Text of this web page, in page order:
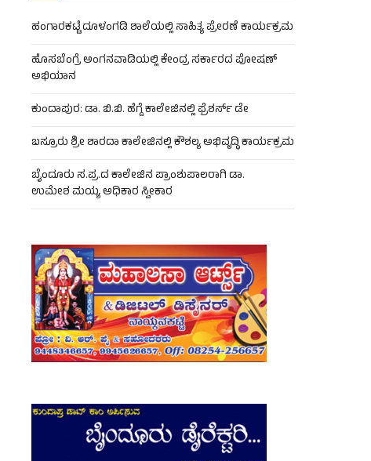
ಹಂಗಾರಕಟ್ಟೆ ದೂಳಂಗಡಿ ಶಾಲೆಯಲ್ಲಿ ಸಾಹಿತ್ಯ ಪ್ರೇರಣೆ ಕಾರ್ಯಕ್ರಮ
ಹೊಸಬೆಂಗ್ರೆ ಅಂಗನವಾಡಿಯಲ್ಲಿ ಕೇಂದ್ರ ಸರ್ಕಾರದ ಪೋಷಣ್
ಅಭಿಯಾನ
ಕುಂದಾಪುರ: ಡಾ. ಬಿ.ಬಿ. ಹೆಗ್ಡೆ ಕಾಲೇಜಿನಲ್ಲಿ ಫ್ರೆಶರ್ಸ್ ಡೇ
ಬಸ್ರೂರು ಶ್ರೀ ಶಾರದಾ ಕಾಲೇಜಿನಲ್ಲಿ ಕೌಶಲ್ಯ ಅಭಿವೃದ್ಧಿ ಕಾರ್ಯಕ್ರಮ
ಬೈಂದೂರು ಸ.ಪ್ರ.ದ ಕಾಲೇಜಿನ ಪ್ರಾಂಶುಪಾಲರಾಗಿ ಡಾ.
ಉಮೇಶ ಮಯ್ಯ ಅಧಿಕಾರ ಸ್ವೀಕಾರ